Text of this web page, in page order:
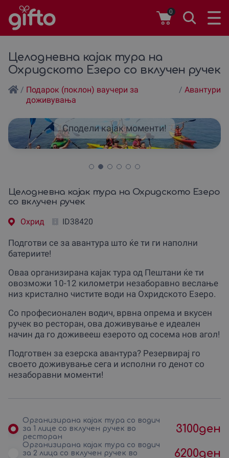
0
Целодневна кајак тура на
Охридското Езеро со вклучен ручек
/ Подарок (поклон) ваучери за
доживувања
/ Авантури
Сподели кајак моменти!
Целодневна кајак тура на Охридското Езеро
со вклучен ручек
Охрид ID38420
Подготви се за авантура што ќе ти ги наполни
батериите!
Оваа организирана кајак тура од Пештани ќе ти
овозможи 10-12 километри незаборавно веслање
низ кристално чистите води на Охридското Езеро.
Со професионален водич, врвна опрема и вкусен
ручек во ресторан, ова доживување е идеален
начин да го доживееш езерото од сосема нов агол!
Подготвен за езерска авантура? Резервирај го
своето доживување сега и исполни го денот со
незаборавни моменти!
Организирана каjак тура со водич
за 1 лице со вклучен ручек во
ресторан
3100ден
Организирана каjак тура со водич
за 2 лица со вклучен ручек во
6200ден